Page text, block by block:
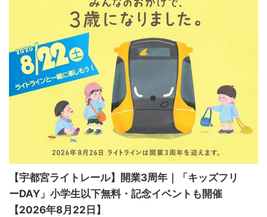
【宇都宮ライトレール】開業3周年｜「キッズフリ
ーDAY」小学生以下無料・記念イベントも開催
【2026年8月22日】